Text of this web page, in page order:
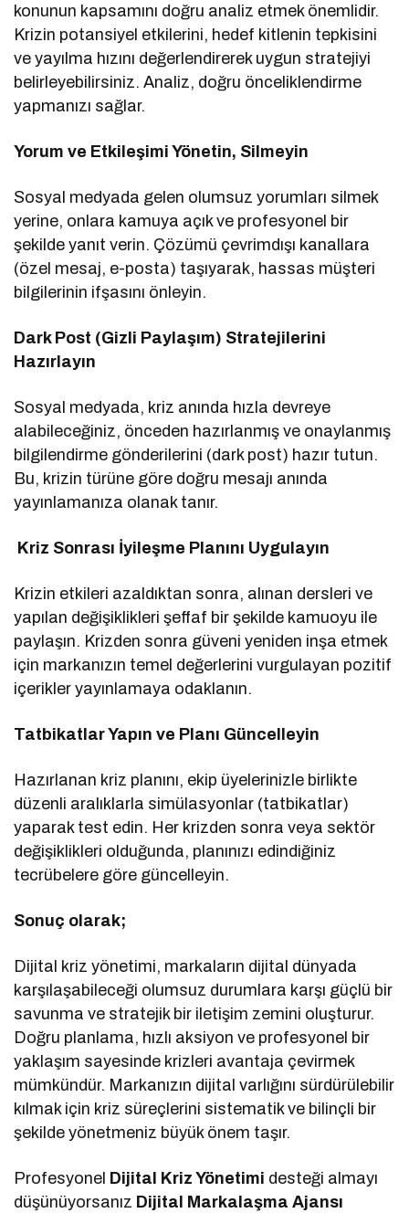
konunun kapsamını doğru analiz etmek önemlidir.
Krizin potansiyel etkilerini, hedef kitlenin tepkisini
ve yayılma hızını değerlendirerek uygun stratejiyi
belirleyebilirsiniz. Analiz, doğru önceliklendirme
yapmanızı sağlar.
Yorum ve Etkileşimi Yönetin, Silmeyin
Sosyal medyada gelen olumsuz yorumları silmek
yerine, onlara kamuya açık ve profesyonel bir
şekilde yanıt verin. Çözümü çevrimdışı kanallara
(özel mesaj, e-posta) taşıyarak, hassas müşteri
bilgilerinin ifşasını önleyin.
Dark Post (Gizli Paylaşım) Stratejilerini
Hazırlayın
Sosyal medyada, kriz anında hızla devreye
alabileceğiniz, önceden hazırlanmış ve onaylanmış
bilgilendirme gönderilerini (dark post) hazır tutun.
Bu, krizin türüne göre doğru mesajı anında
yayınlamanıza olanak tanır.
Kriz Sonrası İyileşme Planını Uygulayın
Krizin etkileri azaldıktan sonra, alınan dersleri ve
yapılan değişiklikleri şeffaf bir şekilde kamuoyu ile
paylaşın. Krizden sonra güveni yeniden inşa etmek
için markanızın temel değerlerini vurgulayan pozitif
içerikler yayınlamaya odaklanın.
Tatbikatlar Yapın ve Planı Güncelleyin
Hazırlanan kriz planını, ekip üyelerinizle birlikte
düzenli aralıklarla simülasyonlar (tatbikatlar)
yaparak test edin. Her krizden sonra veya sektör
değişiklikleri olduğunda, planınızı edindiğiniz
tecrübelere göre güncelleyin.
Sonuç olarak;
Dijital kriz yönetimi, markaların dijital dünyada
karşılaşabileceği olumsuz durumlara karşı güçlü bir
savunma ve stratejik bir iletişim zemini oluşturur.
Doğru planlama, hızlı aksiyon ve profesyonel bir
yaklaşım sayesinde krizleri avantaja çevirmek
mümkündür. Markanızın dijital varlığını sürdürülebilir
kılmak için kriz süreçlerini sistematik ve bilinçli bir
şekilde yönetmeniz büyük önem taşır.
Profesyonel Dijital Kriz Yönetimi desteği almayı
düşünüyorsanız Dijital Markalaşma Ajansı